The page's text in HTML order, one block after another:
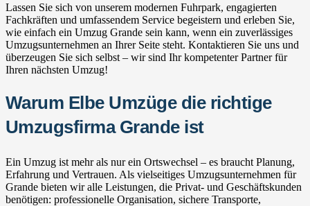
Lassen Sie sich von unserem modernen Fuhrpark, engagierten
Fachkräften und umfassendem Service begeistern und erleben Sie,
wie einfach ein Umzug Grande sein kann, wenn ein zuverlässiges
Umzugsunternehmen an Ihrer Seite steht. Kontaktieren Sie uns und
überzeugen Sie sich selbst – wir sind Ihr kompetenter Partner für
Ihren nächsten Umzug!
Warum Elbe Umzüge die richtige
Umzugsfirma Grande ist
Ein Umzug ist mehr als nur ein Ortswechsel – es braucht Planung,
Erfahrung und Vertrauen. Als vielseitiges Umzugsunternehmen für
Grande bieten wir alle Leistungen, die Privat- und Geschäftskunden
benötigen: professionelle Organisation, sichere Transporte,